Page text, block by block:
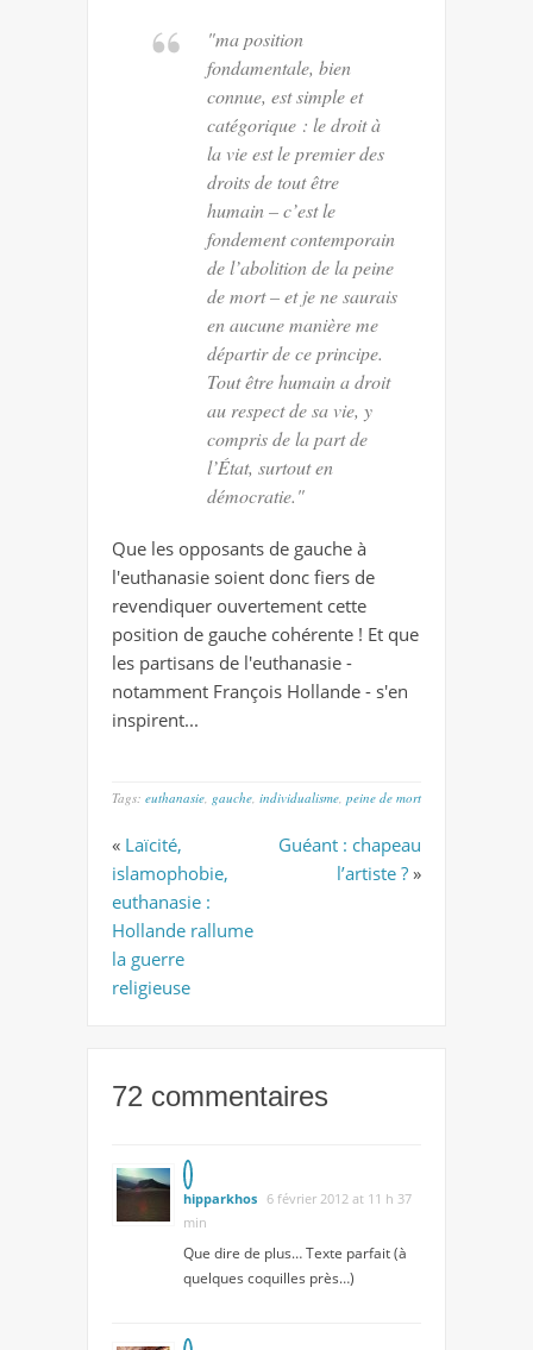
"ma position
fondamentale, bien
connue, est simple et
catégorique : le droit à
la vie est le premier des
droits de tout être
humain – c’est le
fondement contemporain
de l’abolition de la peine
de mort – et je ne saurais
en aucune manière me
départir de ce principe.
Tout être humain a droit
au respect de sa vie, y
compris de la part de
l’État, surtout en
démocratie."
Que les opposants de gauche à
l'euthanasie soient donc fiers de
revendiquer ouvertement cette
position de gauche cohérente ! Et que
les partisans de l'euthanasie -
notamment François Hollande - s'en
inspirent...
Tags: euthanasie gauche individualisme peine de mort
« Laïcité,
islamophobie,
euthanasie :
Hollande rallume
la guerre
religieuse
Guéant : chapeau
l’artiste ? »
72 commentaires
hipparkhos 6 février 2012 at 11 h 37
min
Que dire de plus… Texte parfait (à
quelques coquilles près…)